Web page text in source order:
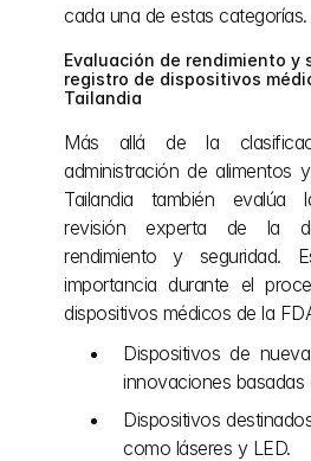
cada una de estas categorías.
Evaluación de rendimiento y
registro de dispositivos
Tailandia
Más allá de la
administración de alimentos
Tailandia también evalúa
revisión experta de la
rendimiento y seguridad.
importancia durante el
dispositivos médicos de la
Dispositivos de
innovaciones basadas
Dispositivos
como láseres y LED.